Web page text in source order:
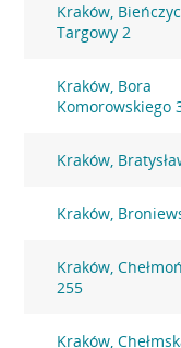
Kraków,
Targowy 2
Kraków, Bora
Komorowskiego
Kraków,
Kraków,
Kraków,
255
Kraków,